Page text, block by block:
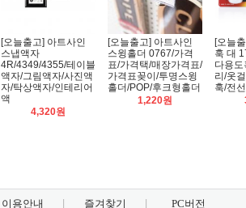
[오늘출고] 아트사인
스냅액자
4R/4349/4355/테이블
액자/그림액자/사진액
자/탁상액자/인테리어
액
4,320원
[오늘출고] 아트사인
스윙홀더 0767/가격
표/가격택/매장가격표/
가격표꽂이/투명스윙
홀더/POP/후크형홀더
1,220원
[오늘
훅 대
다용
리/옷
훅/전
이용안내 즐겨찾기 PC버전